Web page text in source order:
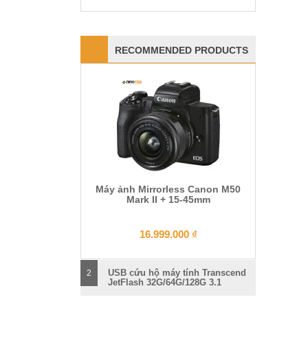
RECOMMENDED PRODUCTS
Máy ảnh Mirrorless Canon M50
Mark II + 15-45mm
16.999.000 ₫
2
USB cứu hộ máy tính Transcend
JetFlash 32G/64G/128G 3.1